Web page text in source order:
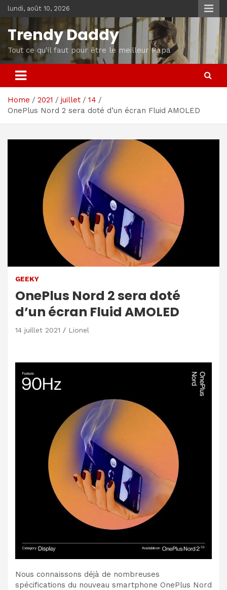
Skip
to
content
lundi, août 10, 2026
Trendy Daddy
Tout ce qu'il faut pour être le meilleur Papa
Home 2021 juillet
14
OnePlus Nord 2 sera doté d’un écran Fluid AMOLED
GEEKY
OnePlus Nord 2 sera doté
d’un écran Fluid AMOLED
14 juillet 2021 Lionel
Nous connaissons déjà de nombreuses
spécifications du nouveau smartphone OnePlus Nord